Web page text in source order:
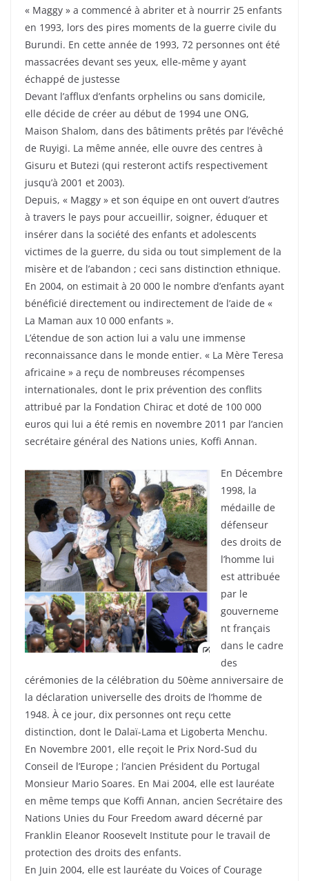
« Maggy » a commencé à abriter et à nourrir 25 enfants
en 1993, lors des pires moments de la guerre civile du
Burundi. En cette année de 1993, 72 personnes ont été
massacrées devant ses yeux, elle-même y ayant
échappé de justesse
Devant l’afflux d’enfants orphelins ou sans domicile,
elle décide de créer au début de 1994 une ONG,
Maison Shalom, dans des bâtiments prêtés par l’évêché
de Ruyigi. La même année, elle ouvre des centres à
Gisuru et Butezi (qui resteront actifs respectivement
jusqu’à 2001 et 2003).
Depuis, « Maggy » et son équipe en ont ouvert d’autres
à travers le pays pour accueillir, soigner, éduquer et
insérer dans la société des enfants et adolescents
victimes de la guerre, du sida ou tout simplement de la
misère et de l’abandon ; ceci sans distinction ethnique.
En 2004, on estimait à 20 000 le nombre d’enfants ayant
bénéficié directement ou indirectement de l’aide de «
La Maman aux 10 000 enfants ».
L’étendue de son action lui a valu une immense
reconnaissance dans le monde entier. « La Mère Teresa
africaine » a reçu de nombreuses récompenses
internationales, dont le prix prévention des conflits
attribué par la Fondation Chirac et doté de 100 000
euros qui lui a été remis en novembre 2011 par l’ancien
secrétaire général des Nations unies, Koffi Annan.
En Décembre
1998, la
médaille de
défenseur
des droits de
l’homme lui
est attribuée
par le
gouverneme
nt français
dans le cadre
des
cérémonies de la célébration du 50ème anniversaire de
la déclaration universelle des droits de l’homme de
1948. À ce jour, dix personnes ont reçu cette
distinction, dont le Dalaï-Lama et Ligoberta Menchu.
En Novembre 2001, elle reçoit le Prix Nord-Sud du
Conseil de l’Europe ; l’ancien Président du Portugal
Monsieur Mario Soares. En Mai 2004, elle est lauréate
en même temps que Koffi Annan, ancien Secrétaire des
Nations Unies du Four Freedom award décerné par
Franklin Eleanor Roosevelt Institute pour le travail de
protection des droits des enfants.
En Juin 2004, elle est lauréate du Voices of Courage